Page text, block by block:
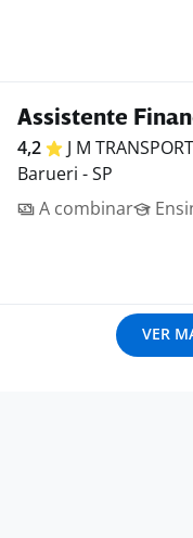
Assistente
4,2 J M
Barueri - SP
A combinar
VER